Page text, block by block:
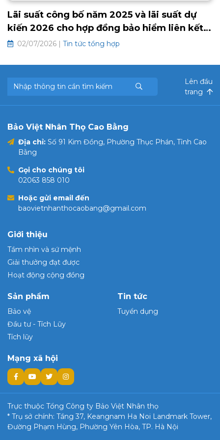
Lãi suất công bố năm 2025 và lãi suất dự
kiến 2026 cho hợp đồng bảo hiểm liên kết
chung và hưu trí tự nguyện
02/07/2026 | Tin tức tổng hợp
Lên đầu
trang
Bảo Việt Nhân Thọ Cao Bằng
Địa chỉ: Số 91 Kim Đồng, Phường Thục Phán, Tỉnh Cao
Bằng
Gọi cho chúng tôi
02063 858 010
Hoặc gửi email đến
baovietnhanthocaobang@gmail.com
Giới thiệu
Tầm nhìn và sứ mệnh
Giải thưởng đạt được
Hoạt động cộng đồng
Sản phẩm
Bảo vệ
Đầu tư - Tích Lũy
Tích lũy
Mạng xã hội
Tin tức
Tuyển dụng
Trực thuộc Tổng Công ty Bảo Việt Nhân thọ
* Trụ sở chính: Tầng 37, Keangnam Ha Noi Landmark Tower,
Đường Phạm Hùng, Phường Yên Hòa, TP. Hà Nội